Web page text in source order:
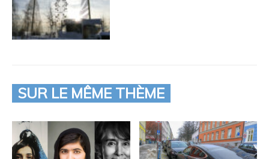
SUR LE MÊME THÈME